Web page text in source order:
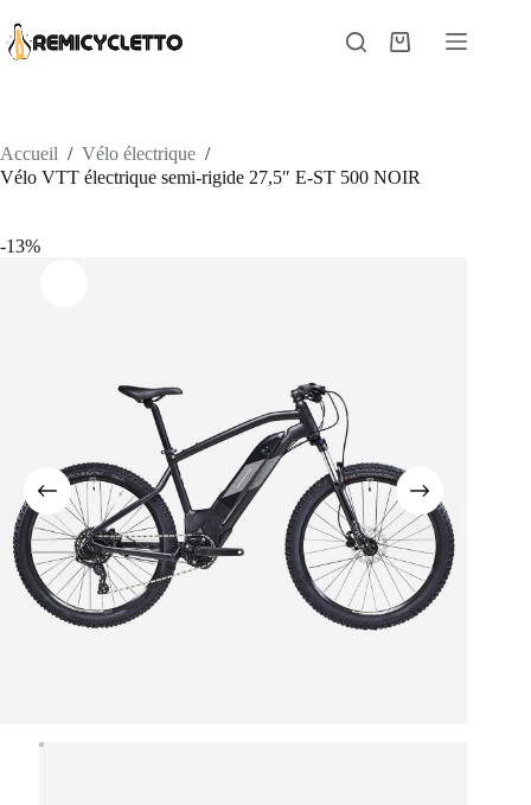
au
contenu
Panier
Accueil / Vélo électrique /
Vélo VTT électrique semi-rigide 27,5″ E-ST 500 NOIR
-13%